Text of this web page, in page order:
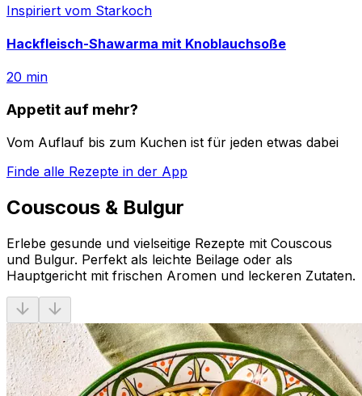
Inspiriert vom Starkoch
Hackfleisch-Shawarma mit Knoblauchsoße
20 min
Appetit auf mehr?
Vom Auflauf bis zum Kuchen ist für jeden etwas dabei
Finde alle Rezepte in der App
Couscous & Bulgur
Erlebe gesunde und vielseitige Rezepte mit Couscous
und Bulgur. Perfekt als leichte Beilage oder als
Hauptgericht mit frischen Aromen und leckeren Zutaten.